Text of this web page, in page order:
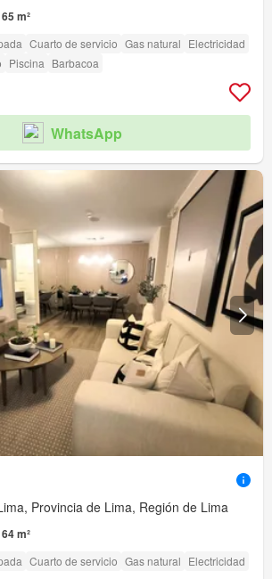
65 m²
Cuarto de servicio Gas natural Electricidad
Piscina Barbacoa
WhatsApp
Provincia de Lima, Región de Lima
64 m²
Cuarto de servicio Gas natural Electricidad